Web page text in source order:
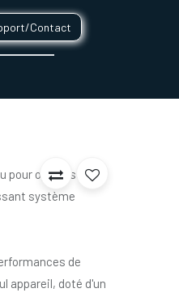
Contact
pour optimiser
système
de
appareil, doté d'un